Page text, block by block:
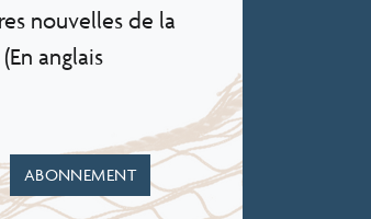
de Musées numériques
des conserveries de la côte
nouvelles de la
anglais